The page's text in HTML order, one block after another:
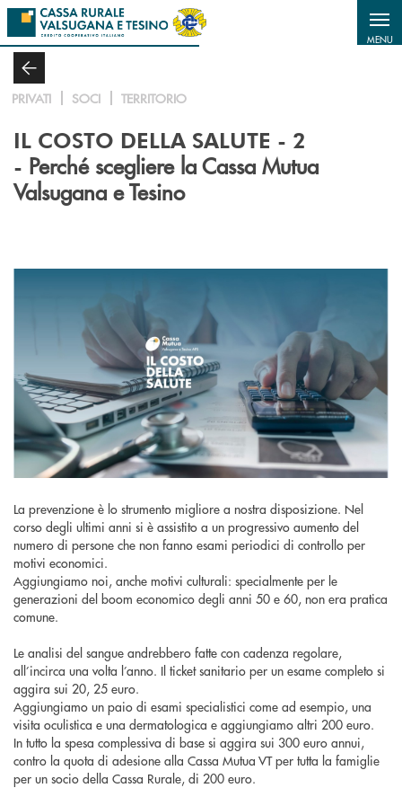
Salta al contenuto principale
MENU
PRIVATI SOCI TERRITORIO
IL COSTO DELLA SALUTE - 2
- Perché scegliere la Cassa Mutua
Valsugana e Tesino
La prevenzione è lo strumento migliore a nostra disposizione. Nel
corso degli ultimi anni si è assistito a un progressivo aumento del
numero di persone che non fanno esami periodici di controllo per
motivi economici.
Aggiungiamo noi, anche motivi culturali: specialmente per le
generazioni del boom economico degli anni 50 e 60, non era pratica
comune.
Le analisi del sangue andrebbero fatte con cadenza regolare,
all’incirca una volta l’anno. Il ticket sanitario per un esame completo si
aggira sui 20, 25 euro.
Aggiungiamo un paio di esami specialistici come ad esempio, una
visita oculistica e una dermatologica e aggiungiamo altri 200 euro.
In tutto la spesa complessiva di base si aggira sui 300 euro annui,
contro la quota di adesione alla Cassa Mutua VT per tutta la famiglie
per un socio della Cassa Rurale, di 200 euro.